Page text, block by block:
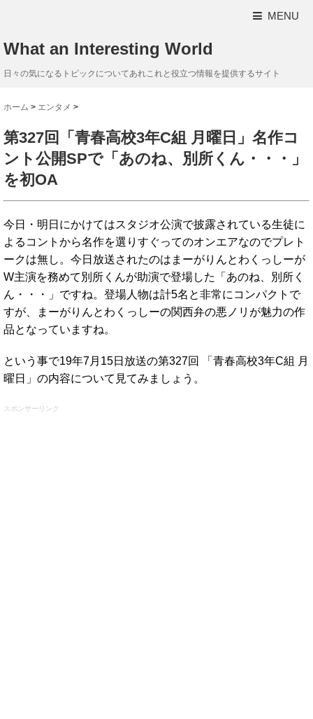
MENU
What an Interesting World
日々の気になるトピックについてあれこれと役立つ情報を提供するサイト
ホーム > エンタメ >
第327回「青春高校3年C組 月曜日」名作コ
ント公開SPで「あのね、別所くん・・・」
を初OA
今日・明日にかけてはスタジオ公演で披露されている生徒に
よるコントから名作を選りすぐってのオンエアなのでプレト
ークは無し。今日放送されたのはまーがりんとわくっしーが
W主演を務めて別所くんが助演で登場した「あのね、別所く
ん・・・」ですね。登場人物は計5名と非常にコンパクトで
すが、まーがりんとわくっしーの関西弁の悪ノリが魅力の作
品となっていますね。
という事で19年7月15日放送の第327回 「青春高校3年C組 月
曜日」の内容について見てみましょう。
スポンサーリンク